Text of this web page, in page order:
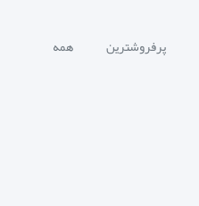
پرفروشترین همه